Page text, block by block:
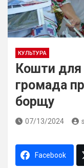
КУЛЬТУРА
Кошти
громада
борщу
07/13/2024
Facebook